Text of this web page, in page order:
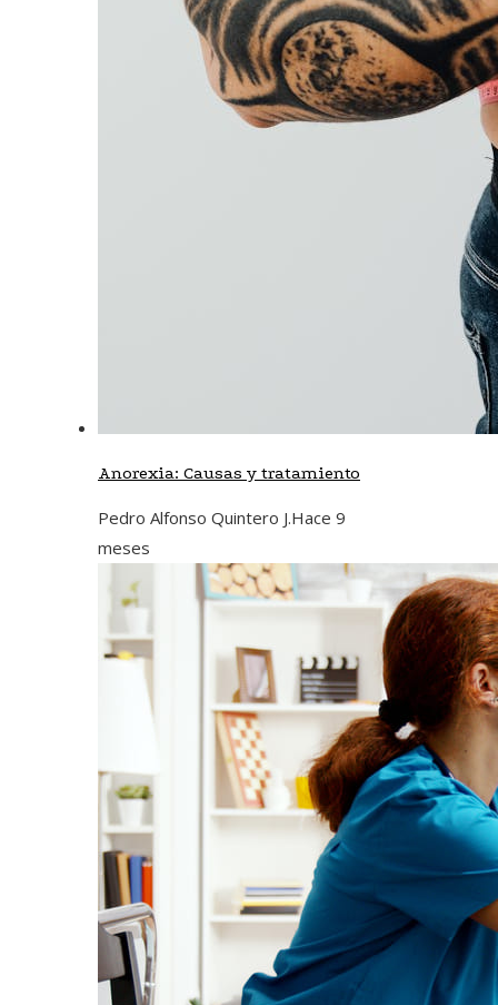
Anorexia: Causas y tratamiento
Pedro Alfonso Quintero J.Hace 9
meses